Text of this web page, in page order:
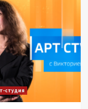
студия